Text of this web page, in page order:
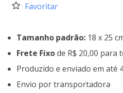
Favoritar
Tamanho padrão: 18 x 25
Frete Fixode R$ 20,00 para
Produzido e enviado em até
Envio por transportadora